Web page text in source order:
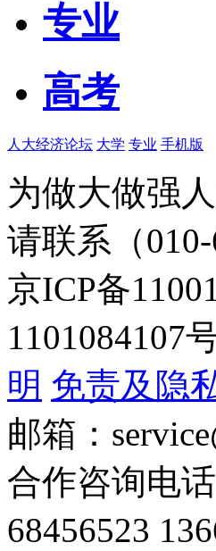
专业
高考
人大经济论坛 大学 专业 手机版
为做大做强
请联系（010-
京ICP备
1101084107
明 免责及隐
邮箱：
合作咨询电
68456523